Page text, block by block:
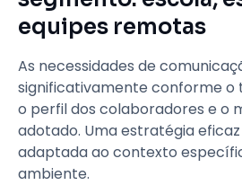
equipes remotas
As necessidades de
significativamente conforme o
o perfil dos colaboradores e o
adotado. Uma estratégia
adaptada ao contexto
ambiente.